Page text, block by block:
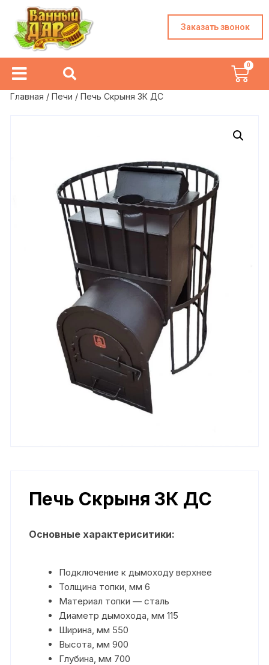
Заказать звонок
Главная /Печи / Печь Скрыня ЗК ДС
Печь Скрыня ЗК ДС
Основные характериситики:
Подключение к дымоходу верхнее
Толщина топки, мм 6
Материал топки — сталь
Диаметр дымохода, мм 115
Ширина, мм 550
Высота, мм 900
Глубина, мм 700